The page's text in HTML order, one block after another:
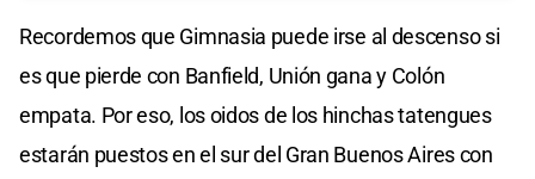
Recordemos que Gimnasia puede irse al descenso si
es que pierde con Banfield, Unión gana y Colón
empata. Por eso, los oidos de los hinchas tatengues
estarán puestos en el sur del Gran Buenos Aires con